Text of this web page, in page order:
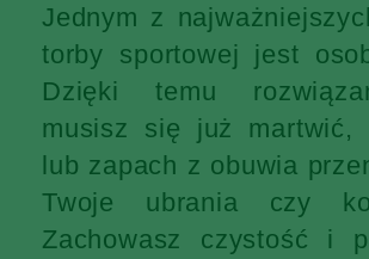
Jednym z
torby sportowej jest
Dzięki temu
musisz się już martwić,
lub zapach z obuwia
Twoje ubrania czy
Zachowasz czystość i